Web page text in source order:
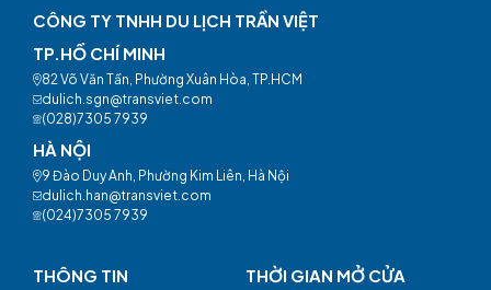
CÔNG TY TNHH DU LỊCH TRẦN VIỆT
TP.HỒ CHÍ MINH
82 Võ Văn Tần, Phường Xuân Hòa, TP.HCM
dulich.sgn@transviet.com
(028)7305 7939
HÀ NỘI
9 Đào Duy Anh, Phường Kim Liên, Hà Nội
dulich.han@transviet.com
(024)7305 7939
THÔNG TIN THỜI GIAN MỞ CỬA